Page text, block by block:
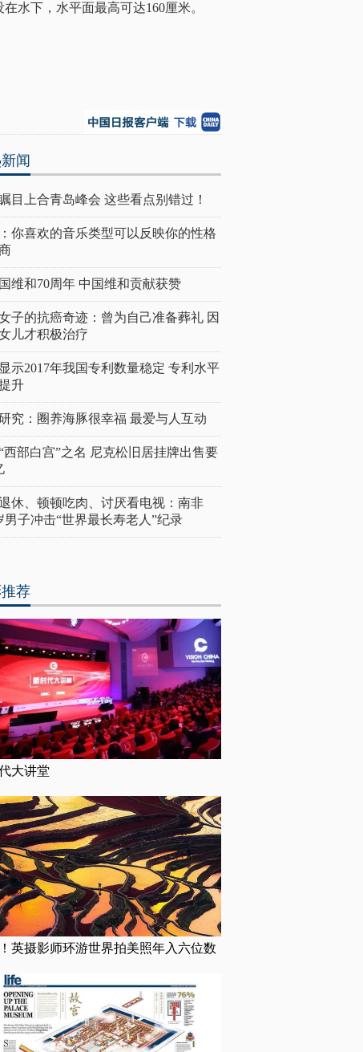
水下，水平面最高可达160厘米。
闻
目上合青岛峰会 这些看点别错过！
你喜欢的音乐类型可以反映你的性格
维和70周年 中国维和贡献获赞
子的抗癌奇迹：曾为自己准备葬礼 因
儿才积极治疗
示2017年我国专利数量稳定 专利水平
升
究：圈养海豚很幸福 最爱与人互动
西部白宫”之名 尼克松旧居挂牌出售要
休、顿顿吃肉、讨厌看电视：南非
男子冲击“世界最长寿老人”纪录
荐
大讲堂
英摄影师环游世界拍美照年入六位数